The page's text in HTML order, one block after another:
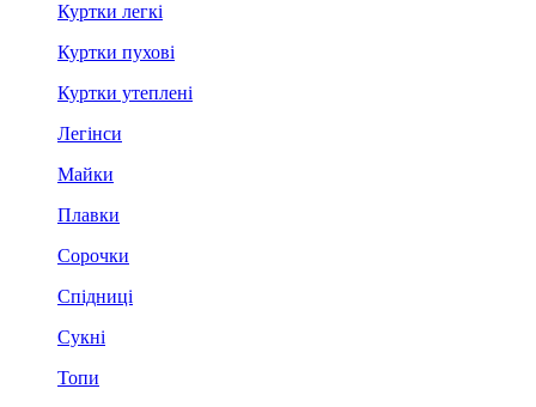
Куртки легкі
Куртки пухові
Куртки утеплені
Легінси
Майки
Плавки
Сорочки
Спідниці
Сукні
Топи